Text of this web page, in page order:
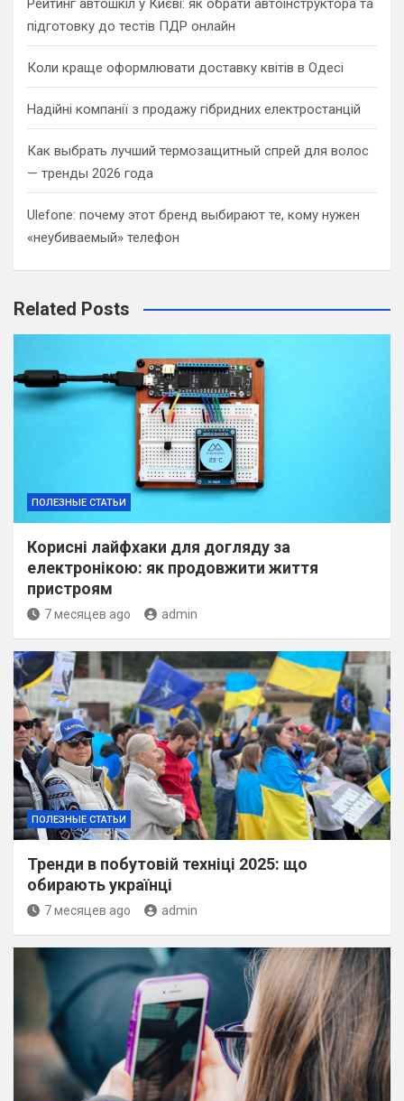
Рейтинг автошкіл у Києві: як обрати автоінструктора та
підготовку до тестів ПДР онлайн
Коли краще оформлювати доставку квітів в Одесі
Надійні компанії з продажу гібридних електростанцій
Как выбрать лучший термозащитный спрей для волос
— тренды 2026 года
Ulefone: почему этот бренд выбирают те, кому нужен
«неубиваемый» телефон
Related Posts
ПОЛЕЗНЫЕ СТАТЬИ
Корисні лайфхаки для догляду за
електронікою: як продовжити життя
пристроям
7 месяцев ago admin
ПОЛЕЗНЫЕ СТАТЬИ
Тренди в побутовій техніці 2025: що
обирають українці
7 месяцев ago admin